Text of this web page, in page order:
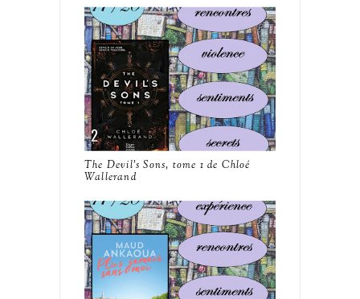
The Devil's Sons, tome 1 de Chloé
Wallerand